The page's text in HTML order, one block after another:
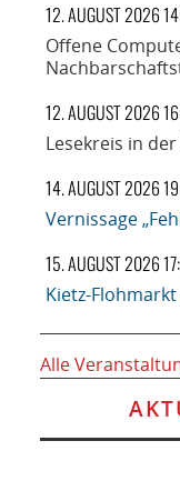
12. AUGUST 2026
Offene
12. AUGUST 2026
Lesekreis in
14. AUGUST 2026
Vernissage
15. AUGUST 2026
Kietz-
Alle